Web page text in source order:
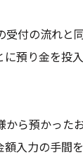
受付の流れと
に預り金を投
から預かった
額入力の手間